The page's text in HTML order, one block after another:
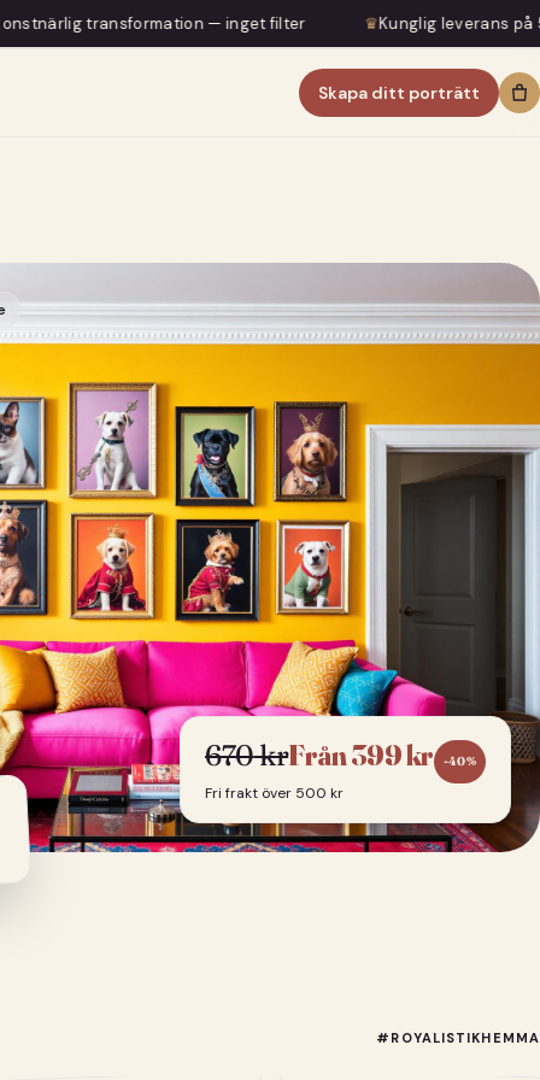
— inget filter ♛Kunglig leverans på 5–7 dagar
Skapa ditt porträtt
670krFrån399kr -40%
Fri frakt över 500 kr
#ROYALISTIKHEMMA